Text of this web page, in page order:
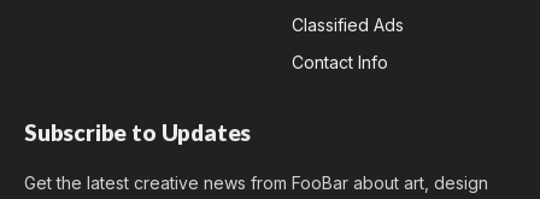
Classified Ads
Contact Info
Subscribe to Updates
Get the latest creative news from FooBar about art, design